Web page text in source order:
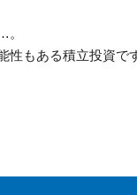
性もある積立投資で